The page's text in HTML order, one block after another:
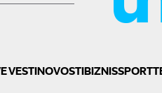
VESTINOVOSTIBIZNISSPORT